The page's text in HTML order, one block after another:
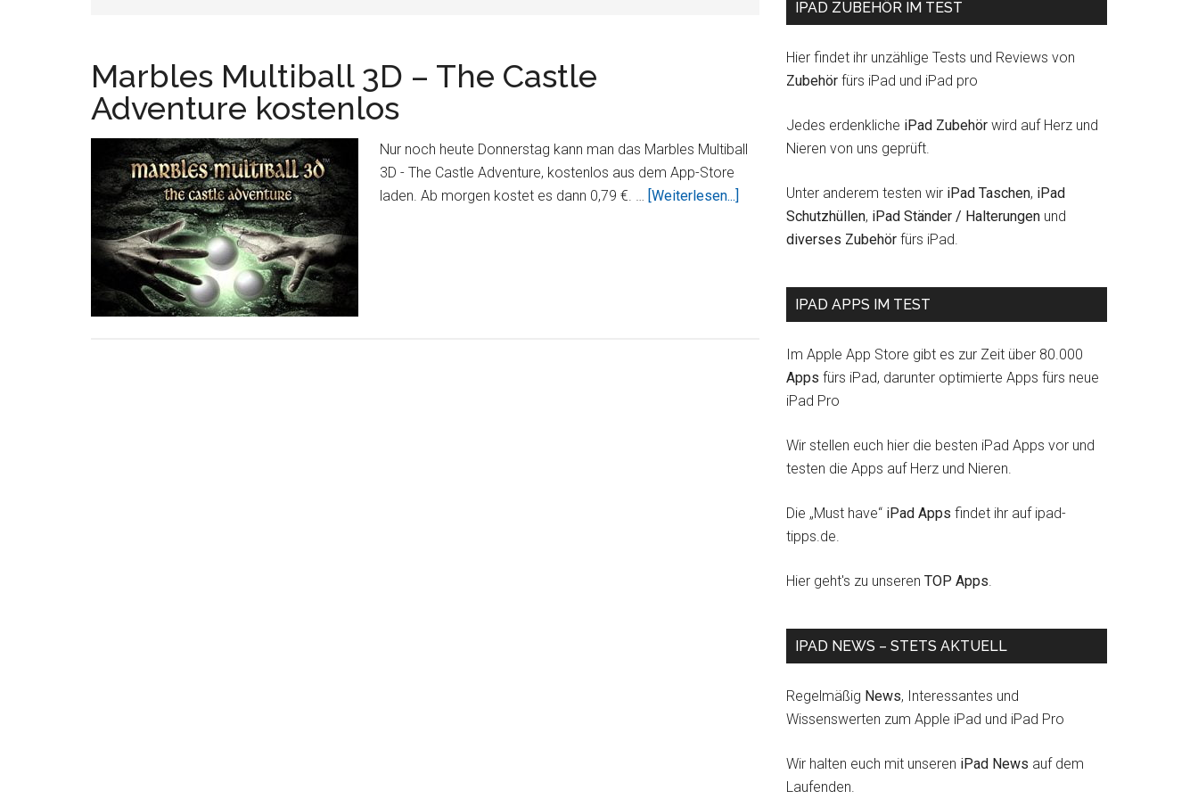
Marbles Multiball 3D – The Castle
Adventure kostenlos
Nur noch heute Donnerstag kann man das Marbles Multiball
3D - The Castle Adventure, kostenlos aus dem App-Store
laden. Ab morgen kostet es dann 0,79 €. … [Weiterlesen...] ÜberMarbles
Multiball
kostenlos
IPAD ZUBEHÖR IM TEST
Hier findet ihr unzählige Tests und Reviews von
Zubehör fürs iPad und iPad pro
Jedes erdenkliche iPad Zubehör wird auf Herz und
Nieren von uns geprüft.
Unter anderem testen wir iPad Taschen, iPad
Schutzhüllen, iPad Ständer / Halterungen und
diverses Zubehör fürs iPad.
IPAD APPS IM TEST
Im Apple App Store gibt es zur Zeit über 80.000
Apps fürs iPad, darunter optimierte Apps fürs neue
iPad Pro
Wir stellen euch hier die besten iPad Apps vor und
testen die Apps auf Herz und Nieren.
Die „Must have“ iPad Apps findet ihr auf ipad-
tipps.de.
Hier geht's zu unseren TOP Apps.
IPAD NEWS – STETS AKTUELL
Regelmäßig News, Interessantes und
Wissenswerten zum Apple iPad und iPad Pro
Wir halten euch mit unseren iPad News auf dem
Laufenden.